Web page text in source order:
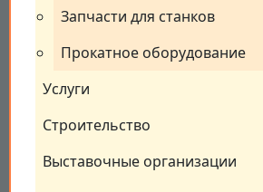
Запчасти для станков
Прокатное оборудование
Услуги
Строительство
Выставочные организации